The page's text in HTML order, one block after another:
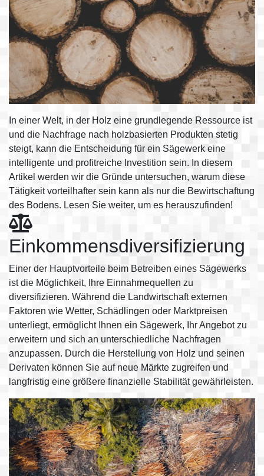
In einer Welt, in der Holz eine grundlegende Ressource ist
und die Nachfrage nach holzbasierten Produkten stetig
steigt, kann die Entscheidung für ein Sägewerk eine
intelligente und profitreiche Investition sein. In diesem
Artikel werden wir die Gründe untersuchen, warum diese
Tätigkeit vorteilhafter sein kann als nur die Bewirtschaftung
des Bodens. Lesen Sie weiter, um es herauszufinden!
Einkommensdiversifizierung
Einer der Hauptvorteile beim Betreiben eines Sägewerks
ist die Möglichkeit, Ihre Einnahmequellen zu
diversifizieren. Während die Landwirtschaft externen
Faktoren wie Wetter, Schädlingen oder Marktpreisen
unterliegt, ermöglicht Ihnen ein Sägewerk, Ihr Angebot zu
erweitern und sich an unterschiedliche Nachfragen
anzupassen. Durch die Herstellung von Holz und seinen
Derivaten können Sie auf neue Märkte zugreifen und
langfristig eine größere finanzielle Stabilität gewährleisten.